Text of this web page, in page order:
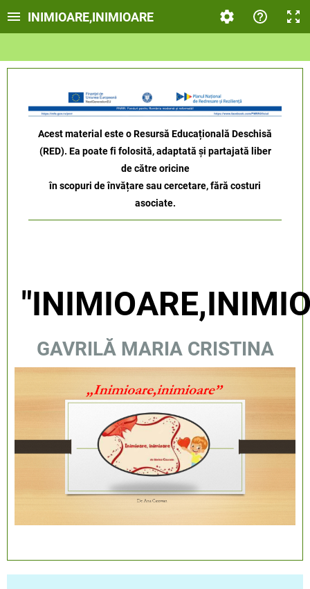
INIMIOARE,INIMIOARE
Acest material este o Resursă Educațională Deschisă
(RED). Ea poate fi folosită, adaptată și partajată liber
de către oricine
în scopuri de învățare sau cercetare, fără costuri
asociate.
GAVRILĂ MARIA CRISTINA